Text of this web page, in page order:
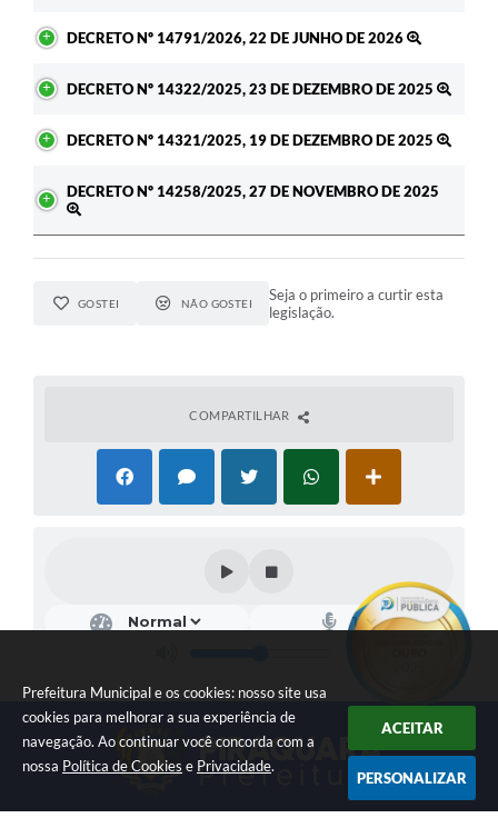
Prefeitura Municipal e os cookies: nosso site usa
cookies para melhorar a sua experiência de
navegação. Ao continuar você concorda com a
nossa Política de Cookies e Privacidade.
ACEITAR
PERSONALIZAR
DECRETO Nº 14791/2026, 22 DE JUNHO DE 2026
DECRETO Nº 14322/2025, 23 DE DEZEMBRO DE 2025
DECRETO Nº 14321/2025, 19 DE DEZEMBRO DE 2025
DECRETO Nº 14258/2025, 27 DE NOVEMBRO DE 2025
GOSTEI NÃO GOSTEI
Seja o primeiro a curtir esta
legislação.
COMPARTILHAR